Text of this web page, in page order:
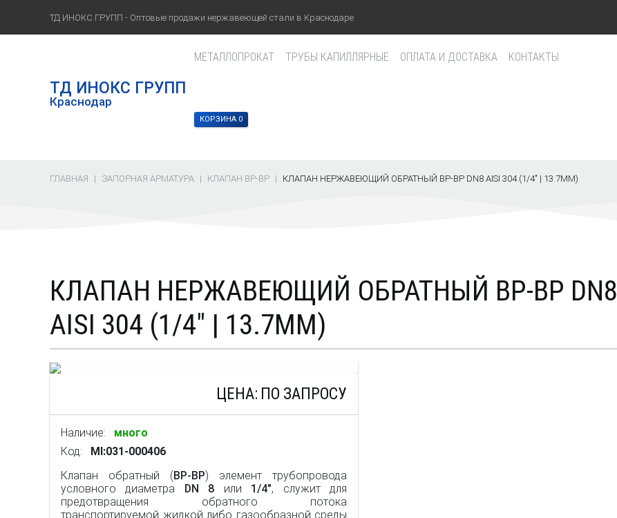
ТД ИНОКС ГРУПП - Оптовые продажи нержавеющей стали в Краснодаре
ТД ИНОКС ГРУПП
Краснодар
МЕТАЛЛОПРОКАТ ТРУБЫ КАПИЛЛЯРНЫЕ ОПЛАТА И ДОСТАВКА КОНТАКТЫ
КОРЗИНА 0
ГЛАВНАЯ ЗАПОРНАЯ АРМАТУРА КЛАПАН ВР-ВР КЛАПАН НЕРЖАВЕЮЩИЙ ОБРАТНЫЙ ВР-ВР DN8 AISI 304 (1/4" | 13.7ММ)
КЛАПАН НЕРЖАВЕЮЩИЙ ОБРАТНЫЙ ВР-ВР DN8
AISI 304 (1/4" | 13.7ММ)
ЦЕНА: ПО ЗАПРОСУ
Наличие:
много
Код:
MI:031-000406
Клапан обратный ( ВР-ВР) элемент трубопровода
условного диаметра
DN 8 или 1/4", служит для
предотвращения обратного потока
транспортируемой жидкой либо газообразной среды